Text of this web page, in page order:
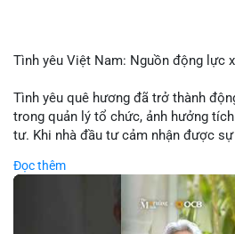
Tình yêu Việt Nam: Nguồn động lực
Tình yêu quê hương đã trở thành
trong quản lý tổ chức, ảnh hưởng
tư. Khi nhà đầu tư cảm nhận được
các công ty blockchain và tiền mã
tin này giúp giảm rủi ro thị trường,
đẩy sự phát triển bền vững của
nhà quản lý cần khai thác tinh thần
Đọc thêm